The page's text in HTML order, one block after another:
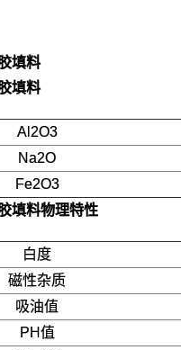
填料
填料
Al2O3
Na2O
Fe2O3
填料物理特性
白度
磁性杂质
吸油值
PH值